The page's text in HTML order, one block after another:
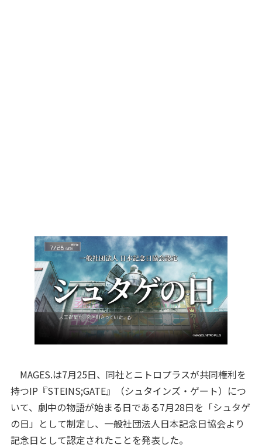
MAGES.は7月25日、同社とニトロプラスが共同権利を
持つIP『STEINS;GATE』（シュタインズ・ゲート）につ
いて、劇中の物語が始まる日である7月28日を「シュタゲ
の日」として制定し、一般社団法人日本記念日協会より
記念日として認定されたことを発表した。